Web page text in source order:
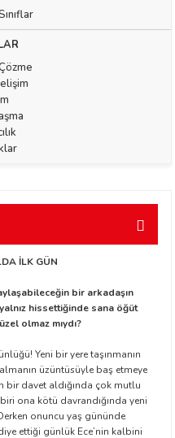
İLK GÜN
bir arkadaşın
hissettiğinde sana öğüt
olmaz mıydı?
Yeni bir yere taşınmanın
üzüntüsüyle baş etmeye
bir davet aldığında çok mutlu
ona kötü davrandığında yeni
onuncu yaş gününde
ettiği günlük Ece’nin kalbini